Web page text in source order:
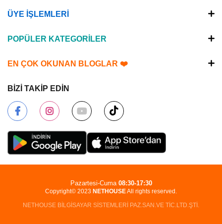
ÜYE İŞLEMLERİ
POPÜLER KATEGORİLER
EN ÇOK OKUNAN BLOGLAR ❤️
BİZİ TAKİP EDİN
Copyright© 2023 NETHOUSEAll rights reserved.
NETHOUSE BİLGİSAYAR SİSTEMLERİ PAZ.SAN.VE TİC.LTD.ŞTİ.
Pazartesi-Cuma 08:30-17:30